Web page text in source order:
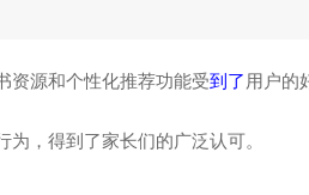
资源和个性化推荐功能受到了 用户的
，得到了家长们的广泛认可。